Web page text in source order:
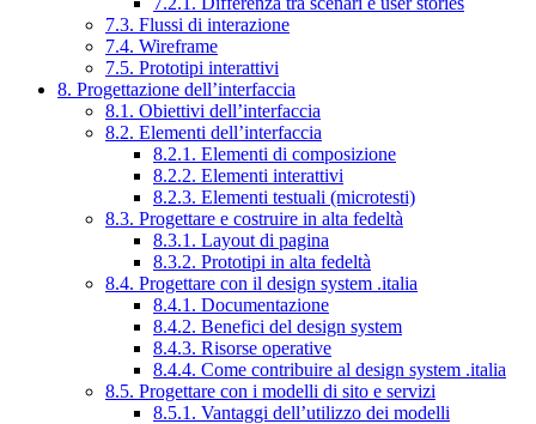
7.3. Flussi di interazione
7.4. Wireframe
7.5. Prototipi interattivi
8. Progettazione dell’interfaccia
8.1. Obiettivi dell’interfaccia
8.2. Elementi dell’interfaccia
8.2.1. Elementi di composizione
8.2.2. Elementi interattivi
8.2.3. Elementi testuali (microtesti)
8.3. Progettare e costruire in alta fedeltà
8.3.1. Layout di pagina
8.3.2. Prototipi in alta fedeltà
8.4. Progettare con il design system .italia
8.4.1. Documentazione
8.4.2. Benefici del design system
8.4.3. Risorse operative
8.4.4. Come contribuire al design system .italia
8.5. Progettare con i modelli di sito e servizi
8.5.1. Vantaggi dell’utilizzo dei modelli